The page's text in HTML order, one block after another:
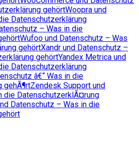
gehörtWoopra und
Datenschutzerklärung
– Was in die
Wufoo und Datenschutz – Was
gehörtXandr und Datenschutz –
gehörtYandex Metrica und
Datenschutzerklärung
â€“ Was in die
gehÃ¶rtZendesk Support und
die DatenschutzerklÃ¤rung
Datenschutz – Was in die